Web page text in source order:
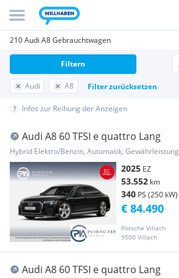
210 Audi A8 Gebrauchtwagen
Audi A8 Filter zurücksetzen
Filtern
Infos zur Reihung der Anzeigen
Audi A8 60 TFSI e quattro Lang
Hybrid Elektro/Benzin, Automatik, Gewährleistung
2025 EZ
53.552 km
340 PS (250 kW)
Porsche Villach
9500 Villach
€ 84.490
Audi A8 60 TFSI e quattro Lang